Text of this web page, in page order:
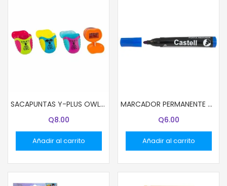
SACAPUNTAS Y-PLUS OWL 2 AGUJEROS
Q8.00
Añadir al carrito
MARCADOR PERMANENTE CASTELL PUNTA REDONDA AZUL
Q6.00
Añadir al carrito